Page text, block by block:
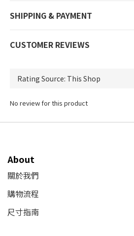
SHIPPING & PAYMENT
CUSTOMER REVIEWS
No review for this product
About
關於我們
購物流程
尺寸指南